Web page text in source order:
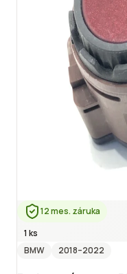
12 mes. záruka
1 ks
BMW
2018–2022